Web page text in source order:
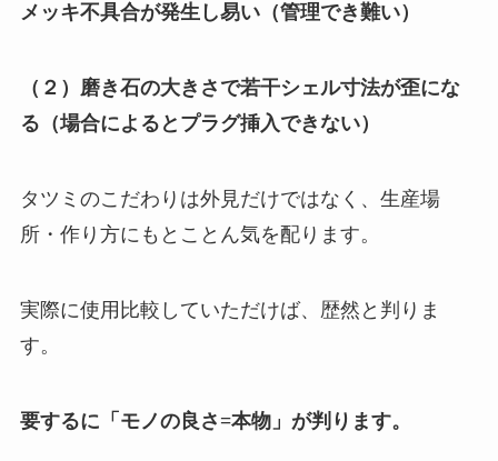
メッキ不具合が発生し易い（管理でき難い）
（２）磨き石の大きさで若干シェル寸法が歪にな
る（場合によるとプラグ挿入できない）
タツミのこだわりは外見だけではなく、生産場
所・作り方にもとことん気を配ります。
実際に使用比較していただけば、歴然と判りま
す。
要するに「モノの良さ=本物」が判ります。